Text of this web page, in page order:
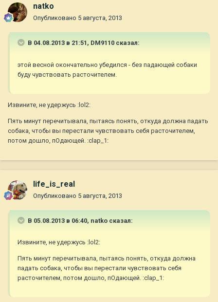
natko
Опубликовано 5 августа, 2013
В 04.08.2013 в 21:51, DM9110 сказал:
этой весной окончательно убедился - без падающей собаки
буду чувствовать расточителем.
Извините, не удержусь :lol2:
Пять минут перечитывала, пытаясь понять, откуда должна падать
собака, чтобы вы перестали чувствовать себя расточителем,
потом дошло, пОдающей. :clap_1:
life_is_real
Опубликовано 5 августа, 2013
В 05.08.2013 в 06:40, natko сказал:
Извините, не удержусь :lol2:
Пять минут перечитывала, пытаясь понять, откуда должна
падать собака, чтобы вы перестали чувствовать себя
расточителем, потом дошло, пОдающей. :clap_1: